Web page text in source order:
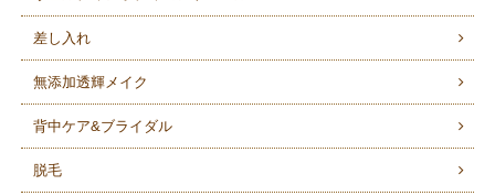
差し入れ
無添加透輝メイク
背中ケア&ブライダル
脱毛